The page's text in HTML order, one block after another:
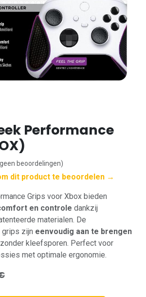
Performance
beoordelingen)
dit product te beoordelen →
Grips voor Xbox bieden
en controle dankzij
materialen. De
grips zijn eenvoudig aan te brengen
zonder kleefsporen. Perfect voor
met optimale ergonomie.